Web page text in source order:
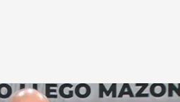
boca de todos'.cuatro.com